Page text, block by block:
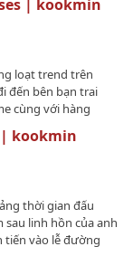
đêm say-> Author:
to Vietnamese by
authorized by the
mang đi nơi khác.
| kookmin
loạt trend trên
đến bên bạn trai
cùng với hàng
author and her work
to
has been
| kookmin
thời gian đấu
sau linh hồn của anh
tiến vào lễ đường